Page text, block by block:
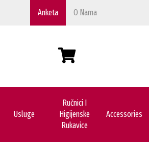
Anketa O Nama
Usluge
Ručnici I
Higijenske
Rukavice
Accessories